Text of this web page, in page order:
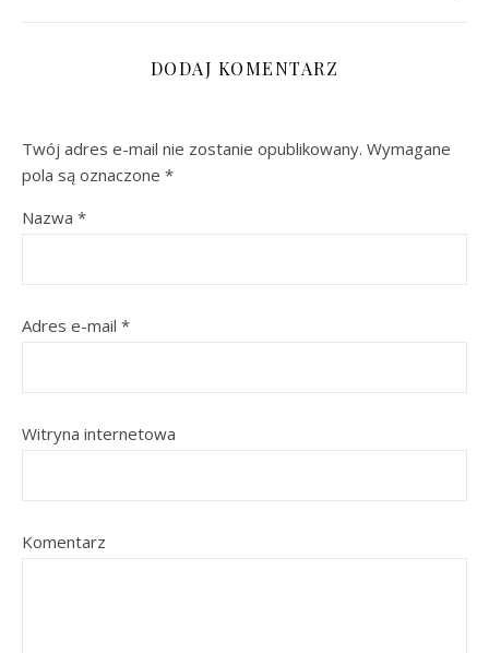
DODAJ KOMENTARZ
Twój adres e-mail nie zostanie opublikowany. Wymagane
pola są oznaczone *
Nazwa *
Adres e-mail *
Witryna internetowa
Komentarz